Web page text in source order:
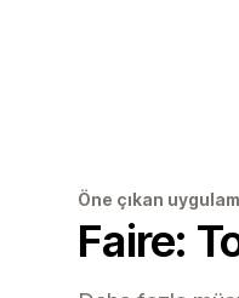
Öne çıkan
Faire: